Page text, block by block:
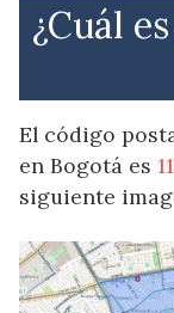
¿Cuál
El código
en Bogotá es
siguiente